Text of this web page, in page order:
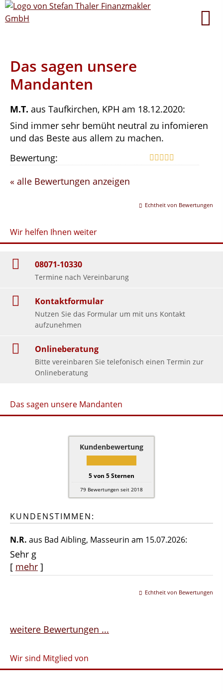
Das sagen unsere
Mandanten
M.T. aus Taufkirchen, KPH am 18.12.2020:
Sind immer sehr bemüht neutral zu infomieren
und das Beste aus allem zu machen.
Bewertung:
« alle Bewertungen anzeigen
Echtheit von Bewertungen
Wir helfen Ihnen weiter
08071-10330
Termine nach Vereinbarung
Kontaktformular
Nutzen Sie das Formular um mit uns Kontakt
aufzunehmen
Onlineberatung
Bitte vereinbaren Sie telefonisch einen Termin zur
Onlineberatung
Das sagen unsere Mandanten
Kundenbewertung
5von 5Sternen
79 Bewertungen seit 2018
KUNDENSTIMMEN:
N.R. aus Bad Aibling, Masseurin am 15.07.2026:
Sehr g
[ mehr ]
Echtheit von Bewertungen
weitere Bewertungen ...
Wir sind Mitglied von